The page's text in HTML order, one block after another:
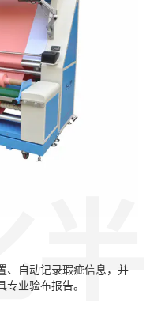
、自动记录瑕疵信息，并
业验布报告。